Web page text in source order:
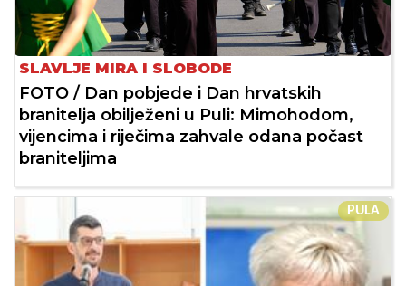
SLAVLJE MIRA I SLOBODE
FOTO / Dan pobjede i Dan hrvatskih
branitelja obilježeni u Puli: Mimohodom,
vijencima i riječima zahvale odana počast
braniteljima
PULA